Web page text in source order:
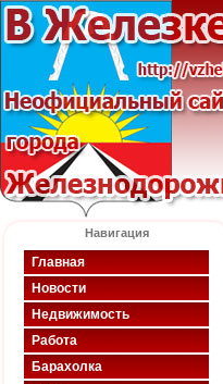
Навигация
Главная
Новости
Недвижимость
Работа
Барахолка